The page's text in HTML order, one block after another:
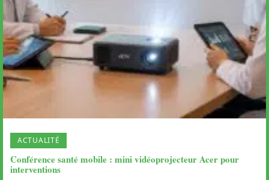
ACTUALITÉ
Conférence santé mobile : mini vidéoprojecteur Acer pour
interventions